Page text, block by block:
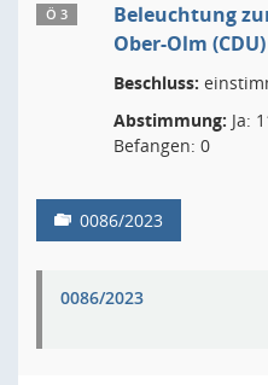
Ö 3
Beleuchtung
Ober-Olm (CDU)
Beschluss:
Abstimmung: Ja:
Befangen: 0
0086/2023
0086/2023